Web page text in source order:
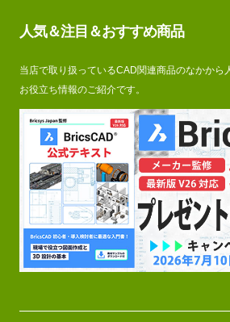
人気＆注目＆おすすめ商品
当店で取り扱っているCAD関連商品のなかから
お役立ち情報のご紹介です。